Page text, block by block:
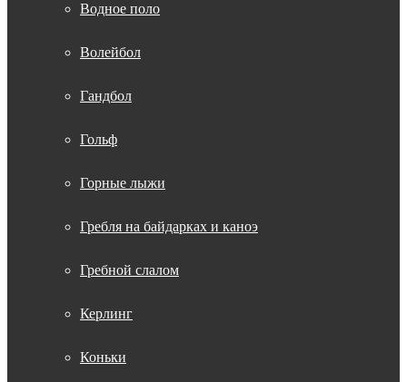
Водное поло
Волейбол
Гандбол
Гольф
Горные лыжи
Гребля на байдарках и каноэ
Гребной слалом
Керлинг
Коньки